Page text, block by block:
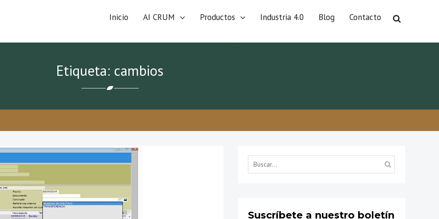
Inicio AI CRUM Productos Industria 4.0 Blog Contacto
Etiqueta: cambios
Suscríbete a nuestro boletín